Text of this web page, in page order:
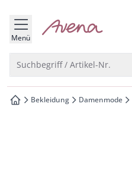
springen
springen
springen
springen
Menü zur Startseite
Suchbegriff / Artikel-Nr.
zur Startseite
Bekleidung Damenmode